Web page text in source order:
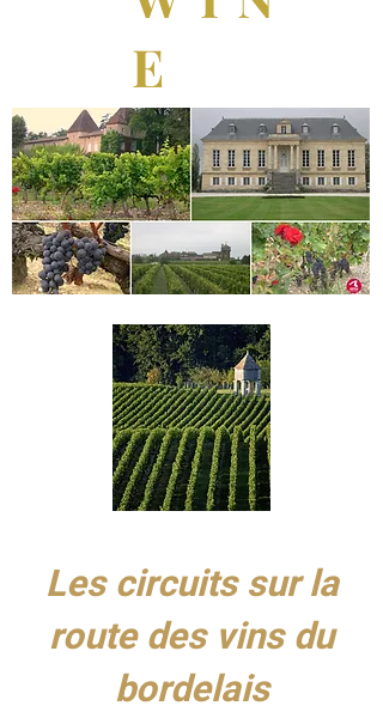
E
Les circuits sur la
route des vins du
bordelais